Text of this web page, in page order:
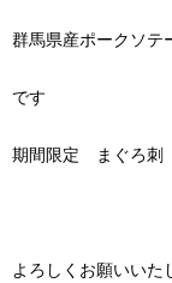
群馬県産ポークソテ
です
期間限定 まぐろ
よろしくお願いいた